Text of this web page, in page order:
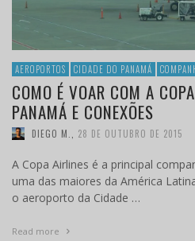
AEROPORTOS CIDADE DO PANAMÁ
COMO É VOAR COM A
PANAMÁ E CONEXÕES
DIEGO M. 28 DE OUTUBRO DE 2015
A Copa Airlines é a principal
uma das maiores da América
o aeroporto da Cidade …
Read more